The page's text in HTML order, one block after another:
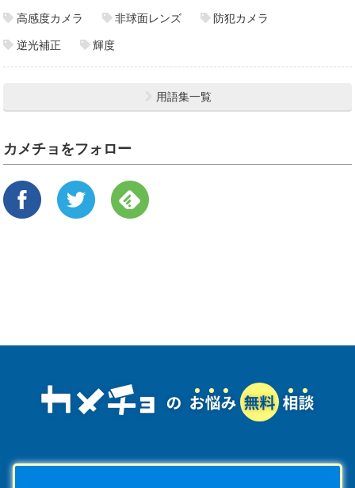
高感度カメラ 非球面レンズ 防犯カメラ
逆光補正 輝度
用語集一覧
カメチョをフォロー